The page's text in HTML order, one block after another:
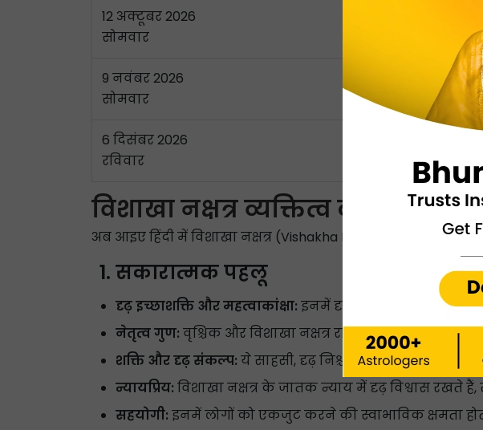
12 अक्टूबर 2026
सोमवार
9 नवंबर 2026
सोमवार
6 दिसंबर 2026
रविवार
विशाखा नक्षत्र व्यक्तित्व लक्षण
अब आइए हिंदी में विशाखा नक्षत्र (Vishakha Nakshatra in
सकारात्मक पहलू
दृढ़ इच्छाशक्ति और महत्वाकांक्षा: इनमें दृढ़ इच्छाशक्ति और स्पष्ट
नेतृत्व गुण: वृश्चिक और विशाखा नक्षत्र राशि (Vishakha
शक्ति और दृढ़ संकल्प: ये साहसी, दृढ़ निश्चयी और लगनशील होते हैं,
न्यायप्रिय: विशाखा नक्षत्र के जातक न्याय में दृढ़ विश्वास रखते
सहयोगी: इनमें लोगों को एकजुट करने की स्वाभाविक क्षमता